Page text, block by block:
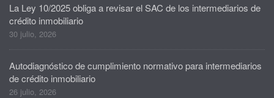
La Ley 10/2025 obliga a revisar el SAC de los intermediarios de
crédito inmobiliario
30 julio, 2026
Autodiagnóstico de cumplimiento normativo para intermediarios
de crédito inmobiliario
26 julio, 2026